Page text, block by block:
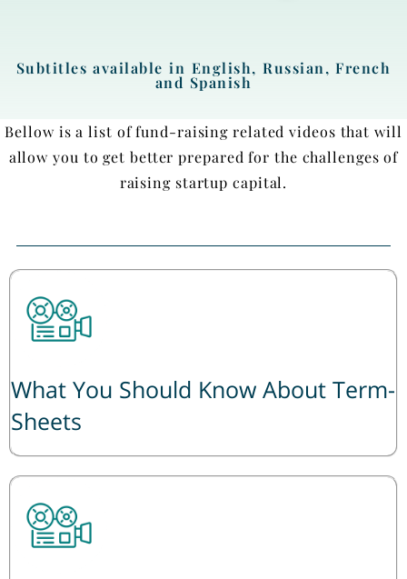
Subtitles available in English, Russian, French
and Spanish
Bellow is a list of fund-raising related videos that will
allow you to get better prepared for the challenges of
raising startup capital.
What You Should Know About Term-
Sheets